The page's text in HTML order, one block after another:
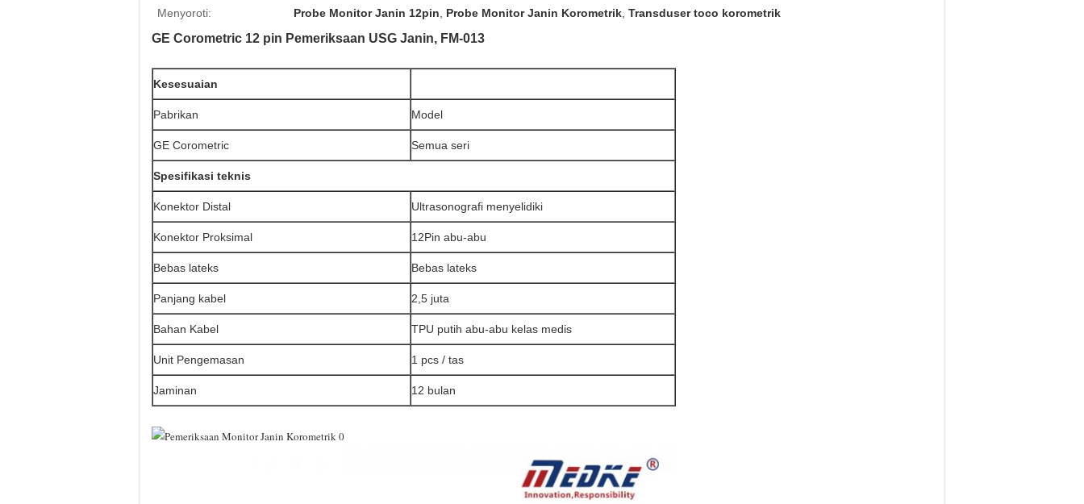
Menyoroti: Probe Monitor Janin 12pin Probe Monitor Janin Korometrik Transduser toco korometrik
GE Corometric 12 pin Pemeriksaan USG Janin, FM-013
Kesesuaian
Pabrikan Model
GE Corometric Semua seri
Spesifikasi teknis
Konektor Distal Ultrasonografi menyelidiki
Konektor Proksimal 12Pin abu-abu
Bebas lateks Bebas lateks
Panjang kabel 2,5 juta
Bahan Kabel TPU putih abu-abu kelas medis
Unit Pengemasan 1 pcs / tas
Jaminan 12 bulan